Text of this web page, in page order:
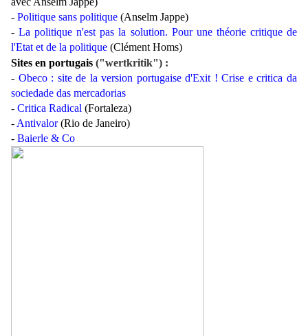
- Politique sans politique (Anselm Jappe)
-La politique n'est pas la solution. Pour une théorie critique de
l'Etat et de la politique (Clément Homs)
Sites en portugais ("wertkritik") :
- Obeco : site de la version portugaise d'Exit ! Crise e critica da
sociedade das mercadorias
- Critica Radical (Fortaleza)
- Antivalor(Rio de Janeiro)
- Baierle & Co